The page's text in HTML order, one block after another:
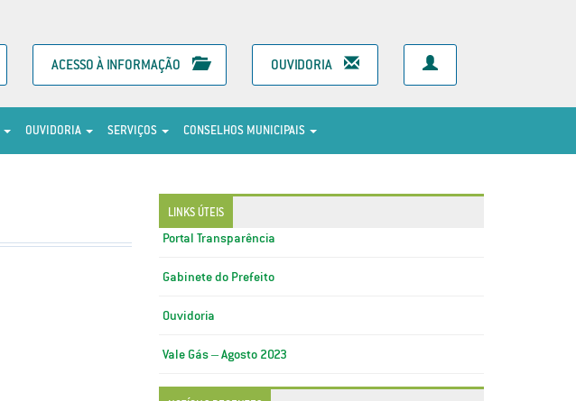
ACESSO À INFORMAÇÃO OUVIDORIA
OUVIDORIA SERVIÇOS CONSELHOS MUNICIPAIS
LINKS ÚTEIS
Portal Transparência
Gabinete do Prefeito
Ouvidoria
Vale Gás – Agosto 2023